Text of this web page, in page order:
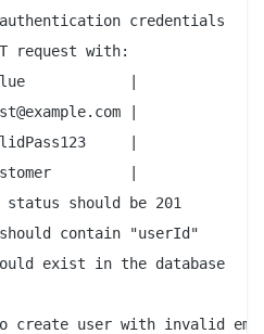
credentials
request with:
|
|
|
|
should be 201
contain "userId"
exist in the database
create user with invalid